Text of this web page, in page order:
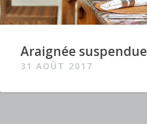
Araignée suspendue
31 AOÛT 2017